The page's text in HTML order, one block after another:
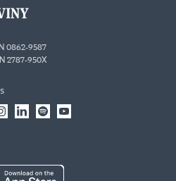
0862-9587
2787-950X